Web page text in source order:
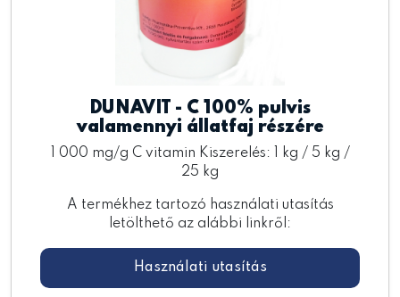
DUNAVIT - C 100% pulvis
valamennyi állatfaj részére
1 000 mg/g C vitamin Kiszerelés: 1 kg / 5 kg /
25 kg
A termékhez tartozó használati utasítás
letölthető az alábbi linkről:
Használati utasítás